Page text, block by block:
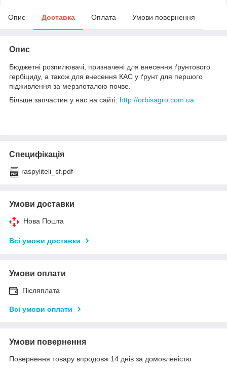
Опис Доставка Оплата Умови повернення
Опис
Бюджетні розпилювачі, призначені для внесення ґрунтового
гербіциду, а також для внесення КАС у ґрунт для першого
підживлення за мерзлоталою почве.
Більше запчастин у нас на сайті: http://orbisagro.com.ua
Специфікація
raspyliteli_sf.pdf
Умови доставки
Нова Пошта
Всі умови доставки
Умови оплати
Післяплата
Всі умови оплати
Умови повернення
Повернення товару впродовж 14 днів за домовленістю